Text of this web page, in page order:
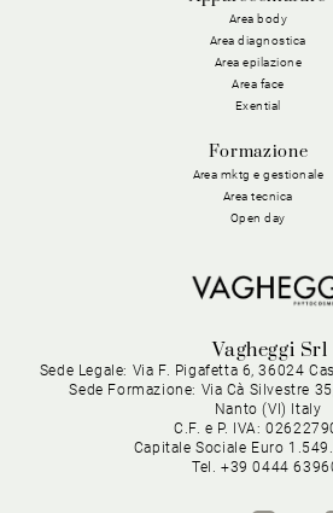
Area body
Area diagnostica
Area epilazione
Area face
Exential
Formazione
Area mktg e gestionale
Area tecnica
Open day
Vagheggi Srl
Sede Legale: Via F. Pigafetta 6, 36024
Sede Formazione: Via Cà Silvestre
Nanto (VI) Italy
C.F. e P. IVA:
Capitale Sociale Euro
Tel. +39 0444